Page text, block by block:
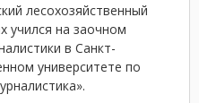
лесохозяйственный
учился на заочном
в Санкт-
университете по